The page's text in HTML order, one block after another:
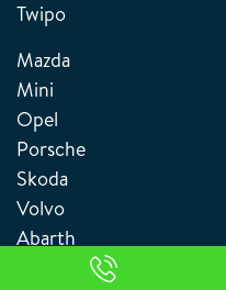
Mazda
Mini
Opel
Porsche
Skoda
Volvo
Abarth
Alfa Romeo
Twipo